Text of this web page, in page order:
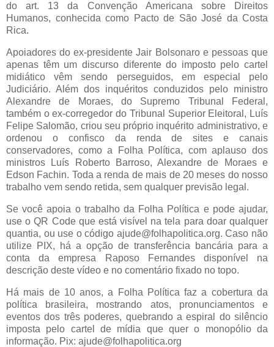
do art. 13 da Convenção Americana sobre Direitos
Humanos, conhecida como Pacto de São José da Costa
Rica.
Apoiadores do ex-presidente Jair Bolsonaro e pessoas que
apenas têm um discurso diferente do imposto pelo cartel
midiático vêm sendo perseguidos, em especial pelo
Judiciário. Além dos inquéritos conduzidos pelo ministro
Alexandre de Moraes, do Supremo Tribunal Federal,
também o ex-corregedor do Tribunal Superior Eleitoral, Luís
Felipe Salomão, criou seu próprio inquérito administrativo, e
ordenou o confisco da renda de sites e canais
conservadores, como a Folha Política, com aplauso dos
ministros Luís Roberto Barroso, Alexandre de Moraes e
Edson Fachin. Toda a renda de mais de 20 meses do nosso
trabalho vem sendo retida, sem qualquer previsão legal.
Se você apoia o trabalho da Folha Política e pode ajudar,
use o QR Code que está visível na tela para doar qualquer
quantia, ou use o código ajude@folhapolitica.org. Caso não
utilize PIX, há a opção de transferência bancária para a
conta da empresa Raposo Fernandes disponível na
descrição deste vídeo e no comentário fixado no topo.
Há mais de 10 anos, a Folha Política faz a cobertura da
política brasileira, mostrando atos, pronunciamentos e
eventos dos três poderes, quebrando a espiral do silêncio
imposta pelo cartel de mídia que quer o monopólio da
informação. Pix: ajude@folhapolitica.org